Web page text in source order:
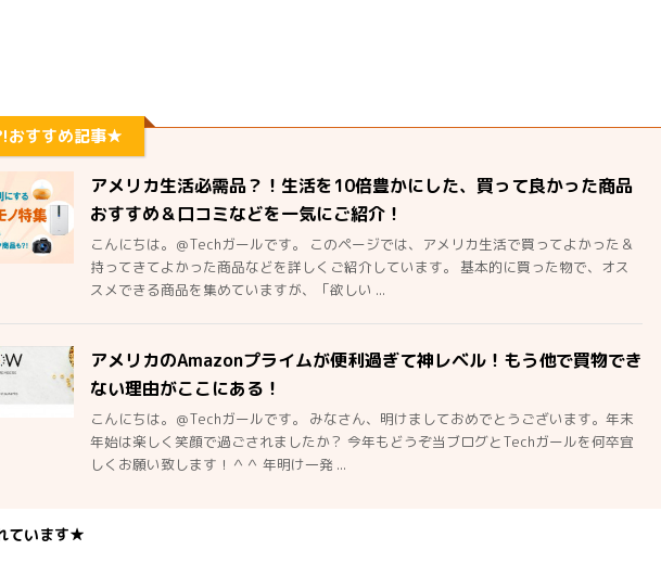
おすすめ記事★
アメリカ生活必需品？！生活を10倍豊かにした、買って良かった商品
おすすめ＆口コミなどを一気にご紹介！
こんにちは。＠Techガールです。 このページでは、アメリカ生活で買ってよかった＆
持ってきてよかった商品などを詳しくご紹介しています。 基本的に買った物で、オス
スメできる商品を集めていますが、「欲しい ...
アメリカのAmazonプライムが便利過ぎて神レベル！もう他で買物でき
ない理由がここにある！
こんにちは。＠Techガールです。 みなさん、明けましておめでとうございます。年末
年始は楽しく笑顔で過ごされましたか？ 今年もどうぞ当ブログとTechガールを何卒宜
しくお願い致します！＾＾ 年明け一発 ...
ています★